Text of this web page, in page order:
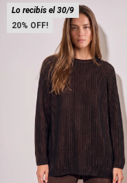
20
Lo recibís el 30/9